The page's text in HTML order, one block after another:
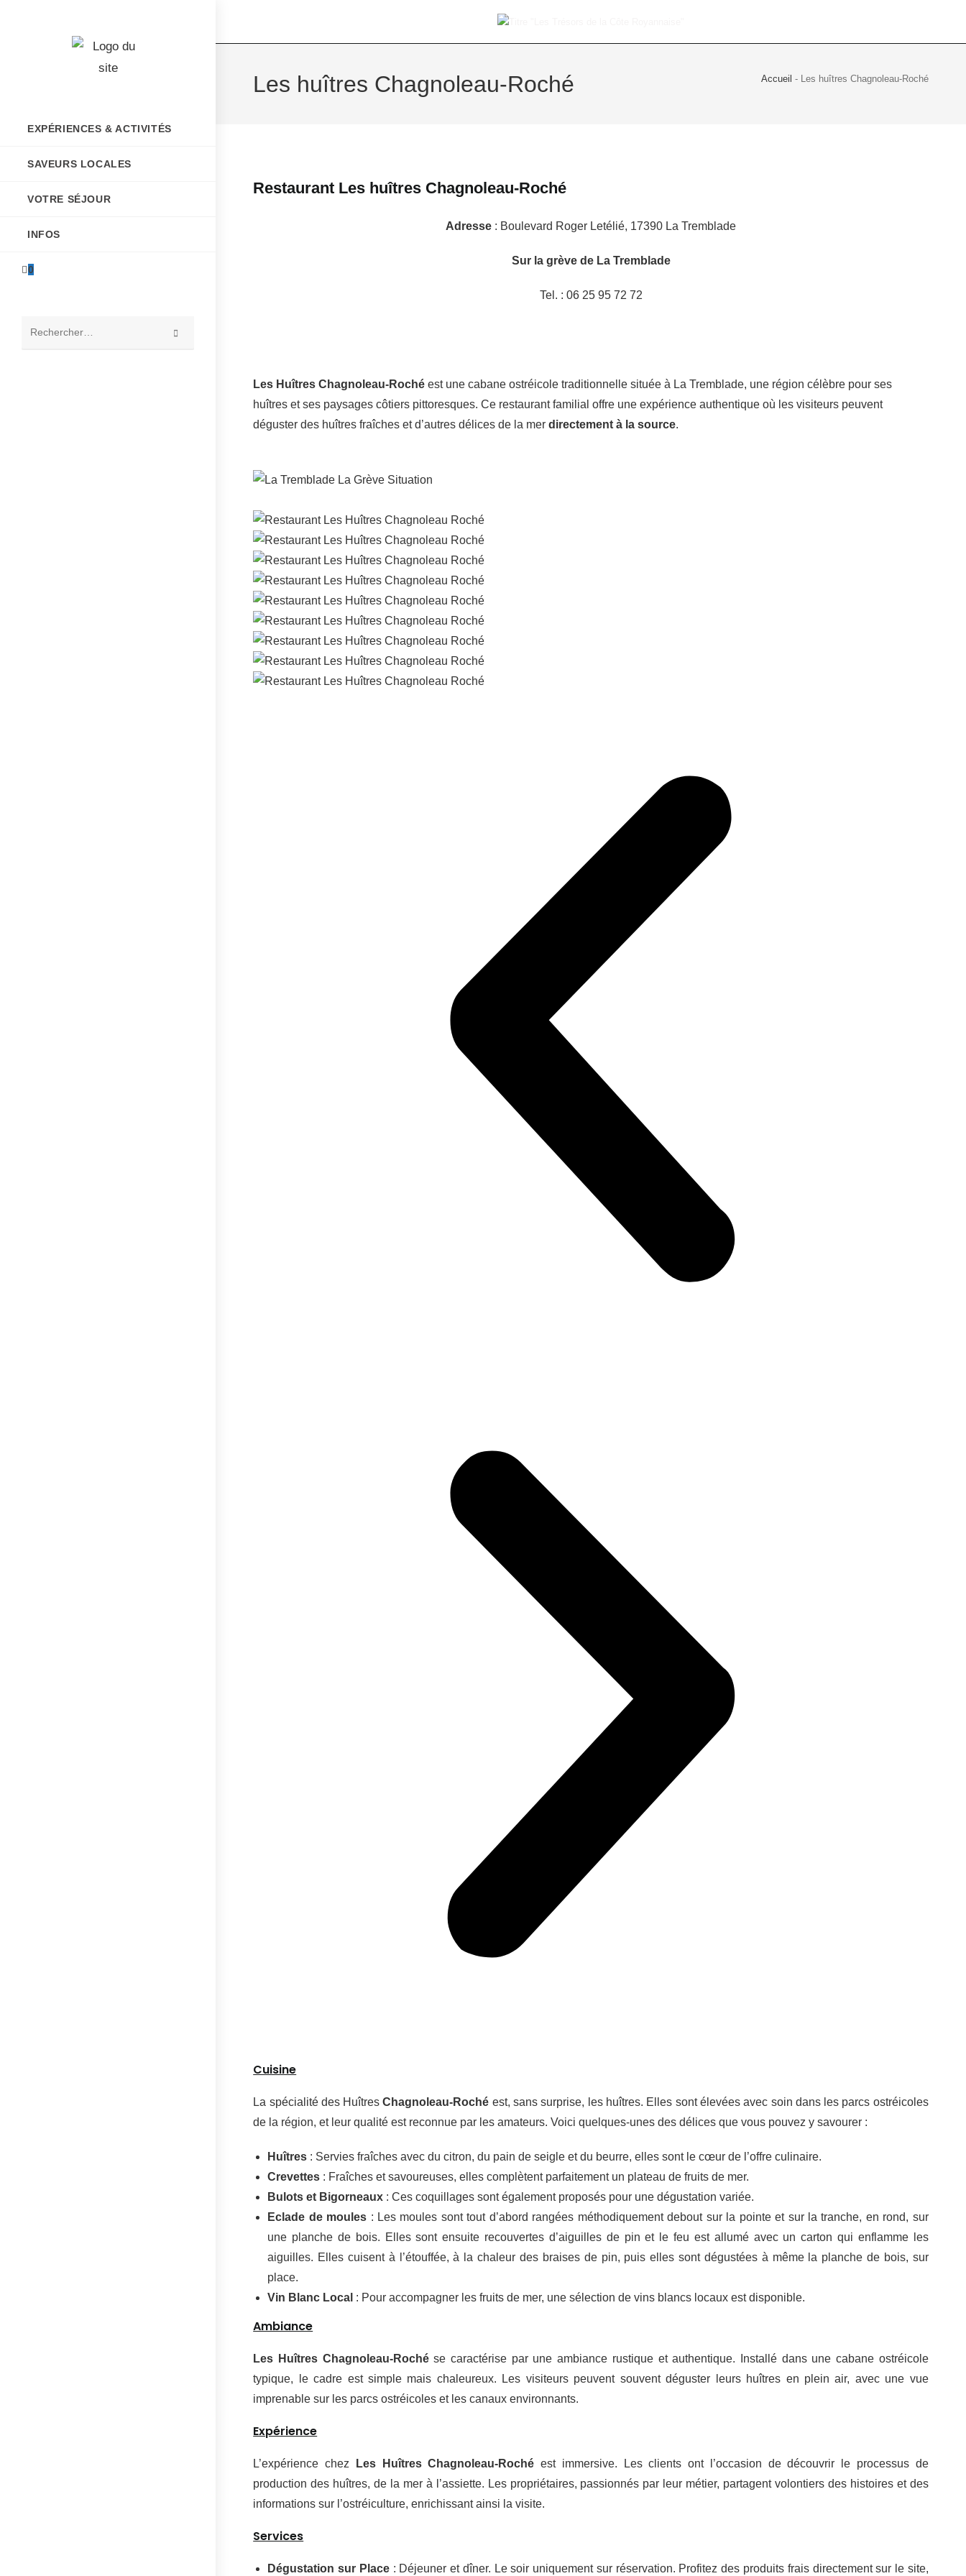
EXPÉRIENCES & ACTIVITÉS
SAVEURS LOCALES
VOTRE SÉJOUR
INFOS
0
Les huîtres Chagnoleau-Roché Accueil - Les huîtres Chagnoleau-Roché
Restaurant Les huîtres Chagnoleau-Roché
Adresse : Boulevard Roger Letélié, 17390 La Tremblade
Sur la grève de La Tremblade
Tel. : 06 25 95 72 72
Les Huîtres Chagnoleau-Roché est une cabane ostréicole traditionnelle située à La Tremblade, une région célèbre pour ses
huîtres et ses paysages côtiers pittoresques. Ce restaurant familial offre une expérience authentique où les visiteurs peuvent
déguster des huîtres fraîches et d’autres délices de la merdirectement à la source.
Cuisine
La spécialité des HuîtresChagnoleau-Roché est, sans surprise, les huîtres. Elles sont élevées avec soin dans les parcs ostréicoles
de la région, et leur qualité est reconnue par les amateurs. Voici quelques-unes des délices que vous pouvez y savourer :
Huîtres : Servies fraîches avec du citron, du pain de seigle et du beurre, elles sont le cœur de l’offre culinaire.
Crevettes : Fraîches et savoureuses, elles complètent parfaitement un plateau de fruits de mer.
Bulots et Bigorneaux : Ces coquillages sont également proposés pour une dégustation variée.
Eclade de moules : Les moules sont tout d’abord rangées méthodiquement debout sur la pointe et sur la tranche, en rond, sur
une planche de bois. Elles sont ensuite recouvertes d’aiguilles de pin et le feu est allumé avec un carton qui enflamme les
aiguilles. Elles cuisent à l’étouffée, à la chaleur des braises de pin, puis elles sont dégustées à même la planche de bois, sur
place.
Vin Blanc Local : Pour accompagner les fruits de mer, une sélection de vins blancs locaux est disponible.
Ambiance
Les Huîtres Chagnoleau-Rochése caractérise par une ambiance rustique et authentique. Installé dans une cabane ostréicole
typique, le cadre est simple mais chaleureux. Les visiteurs peuvent souvent déguster leurs huîtres en plein air, avec une vue
imprenable sur les parcs ostréicoles et les canaux environnants.
Expérience
L’expérience chez Les Huîtres Chagnoleau-Roché est immersive. Les clients ont l’occasion de découvrir le processus de
production des huîtres, de la mer à l’assiette. Les propriétaires, passionnés par leur métier, partagent volontiers des histoires et des
informations sur l’ostréiculture, enrichissant ainsi la visite.
Services
Dégustation sur Place: Déjeuner et dîner. Le soir uniquement sur réservation. Profitez des produits frais directement sur le site,